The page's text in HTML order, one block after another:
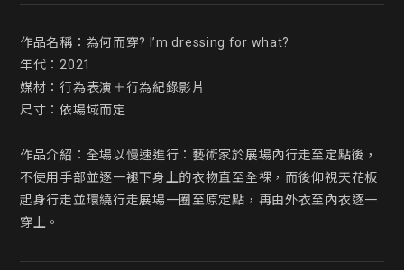
作品名稱：為何而穿? I’m dressing for what?
年代：2021
媒材：行為表演＋行為紀錄影片
尺寸：依場域而定
作品介紹：全場以慢速進行：藝術家於展場內行走至定點後，
不使用手部並逐一褪下身上的衣物直至全裸，而後仰視天花板
起身行走並環繞行走展場一圈至原定點，再由外衣至內衣逐一
穿上。